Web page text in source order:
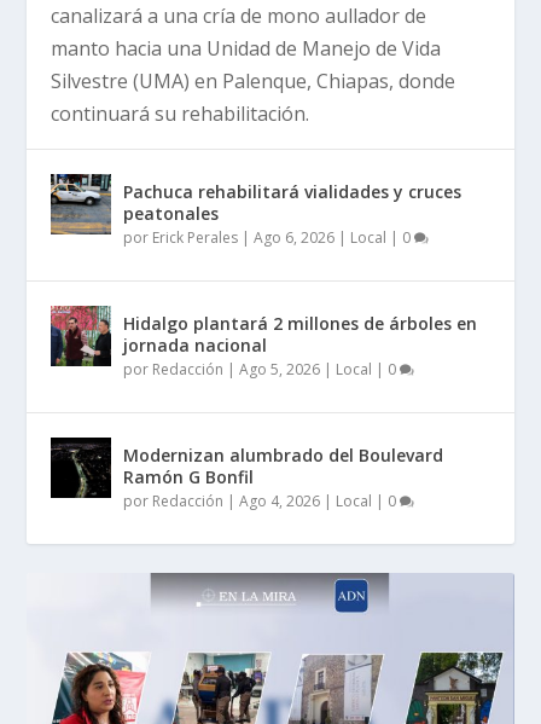
canalizará a una cría de mono aullador de
manto hacia una Unidad de Manejo de Vida
Silvestre (UMA) en Palenque, Chiapas, donde
continuará su rehabilitación.
Pachuca rehabilitará vialidades y cruces
peatonales
por Erick Perales |Ago 6, 2026 | Local | 0
Hidalgo plantará 2 millones de árboles en
jornada nacional
por Redacción |Ago 5, 2026 | Local | 0
Modernizan alumbrado del Boulevard
Ramón G Bonfil
por Redacción |Ago 4, 2026 | Local | 0